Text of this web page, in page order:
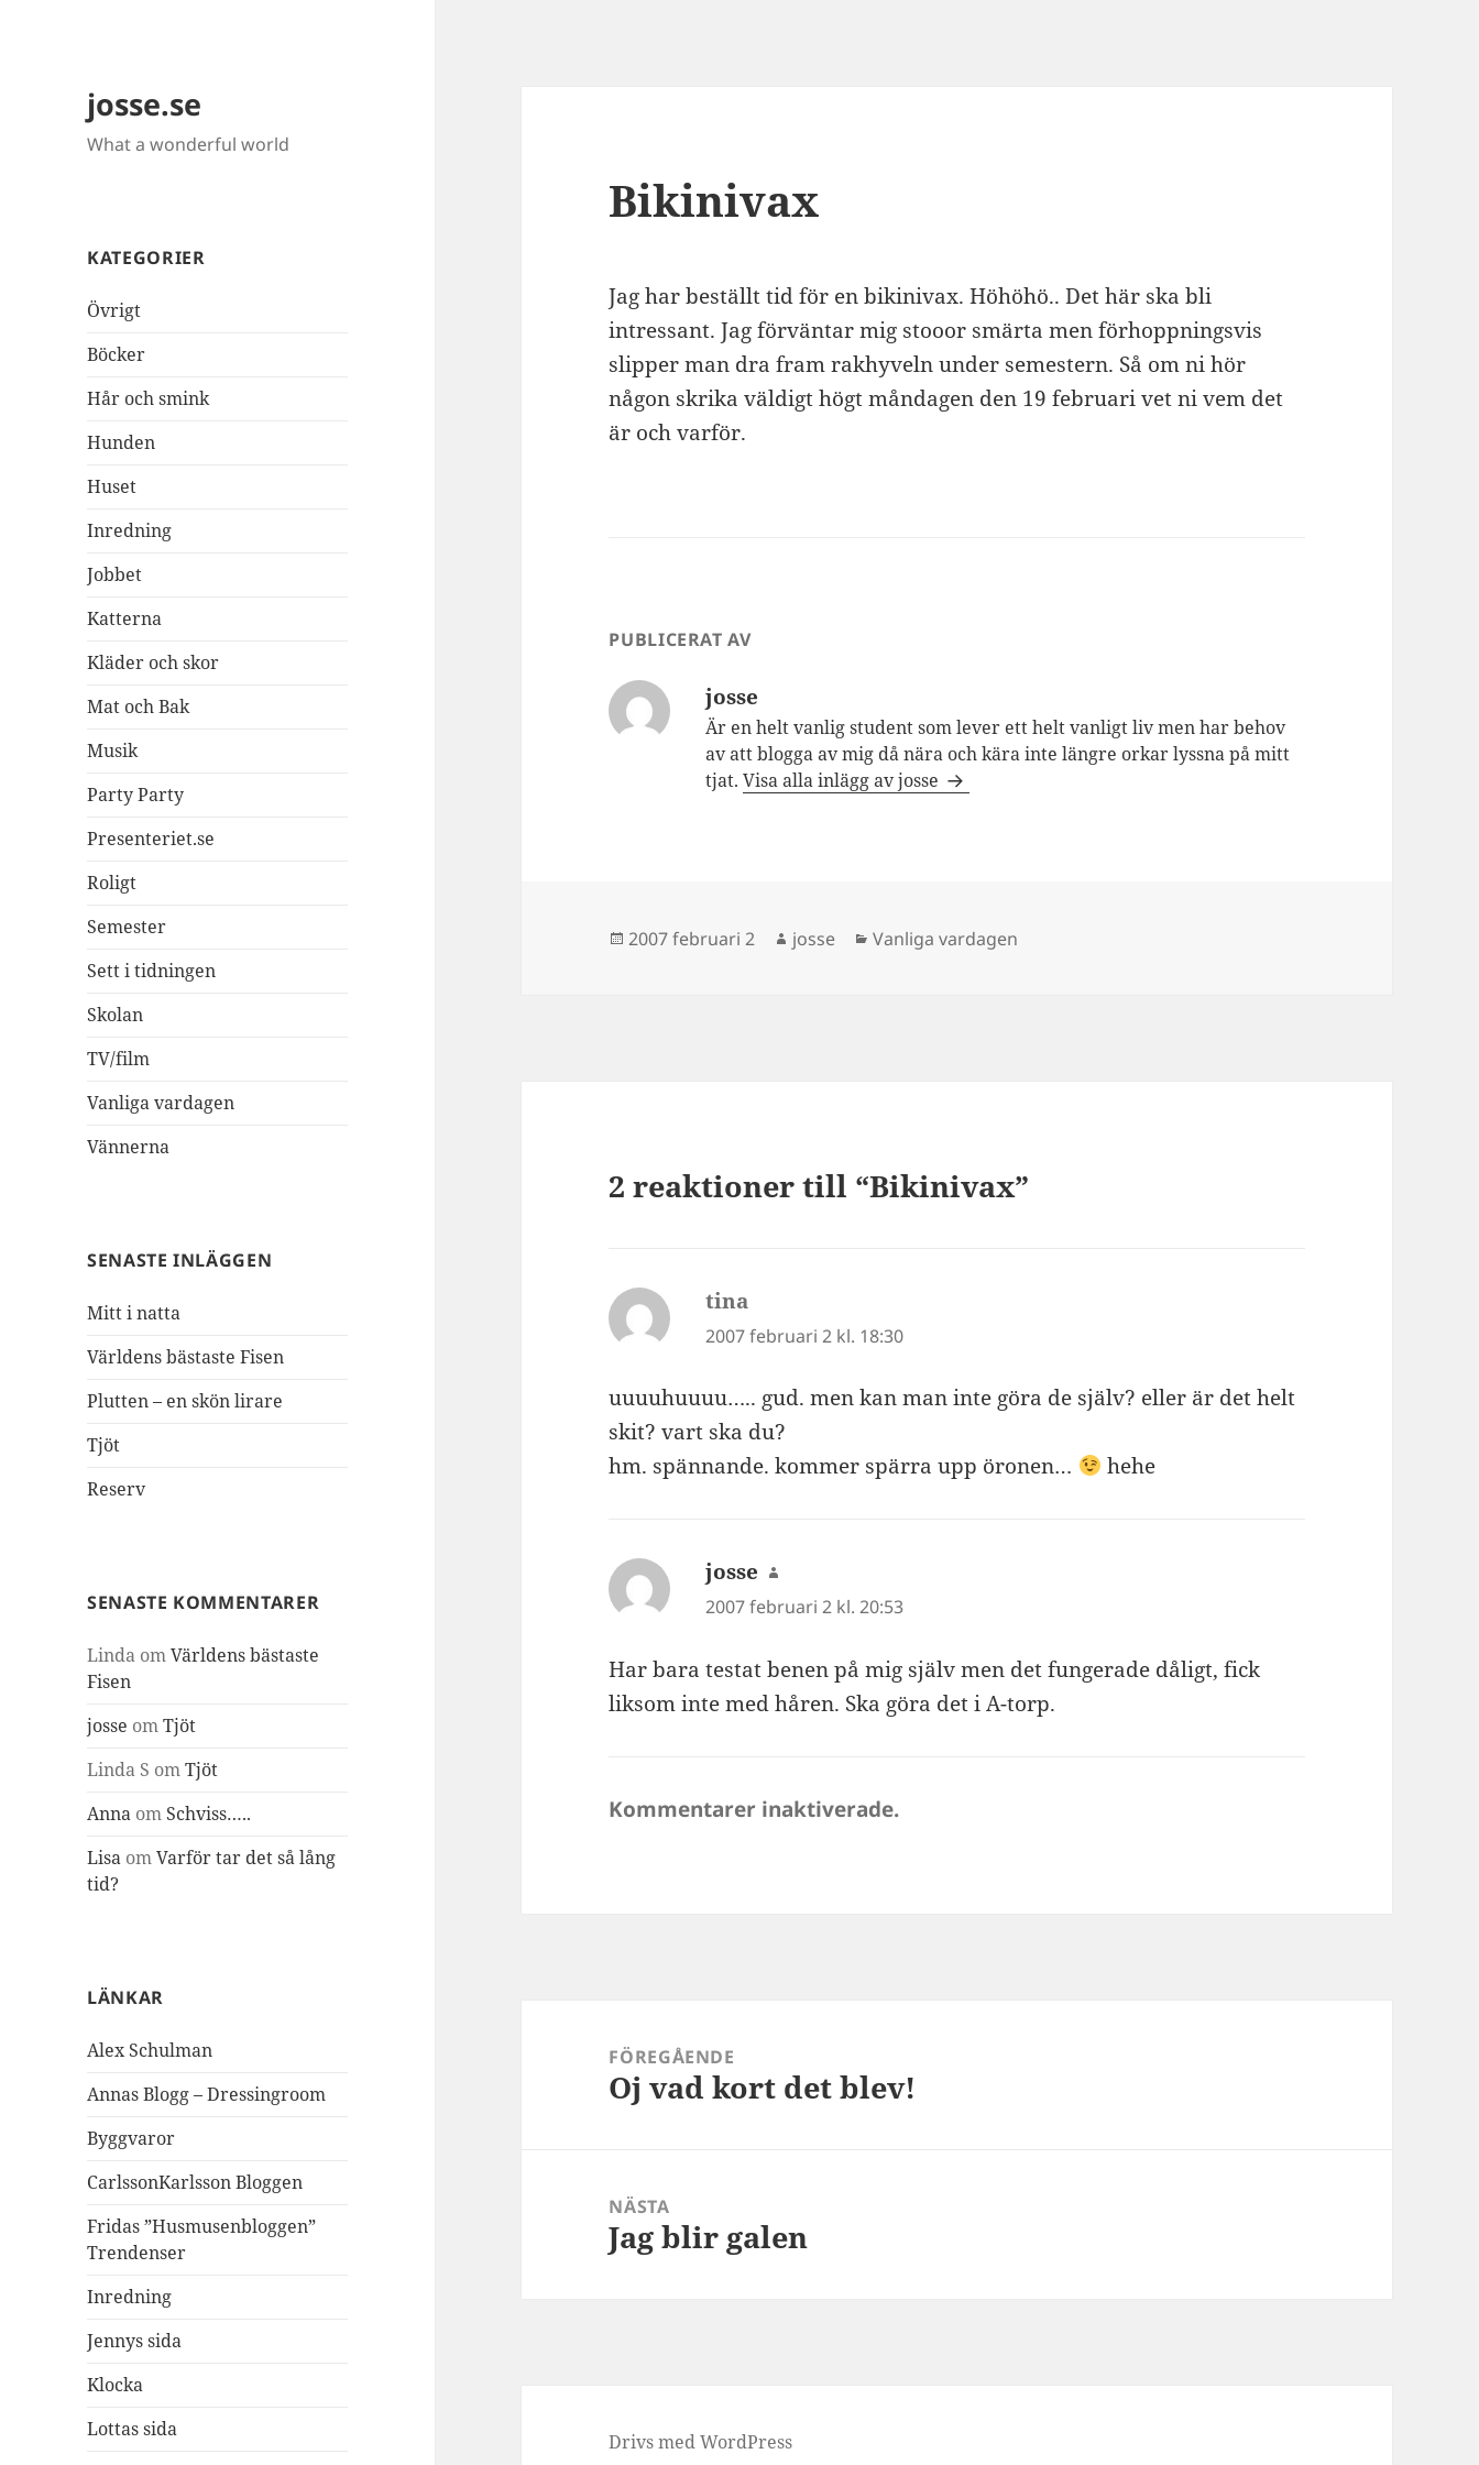
josse.se
What a wonderful world
KATEGORIER
Övrigt
Böcker
Hår och smink
Hunden
Huset
Inredning
Jobbet
Katterna
Kläder och skor
Mat och Bak
Musik
Party Party
Presenteriet.se
Roligt
Semester
Sett i tidningen
Skolan
TV/film
Vanliga vardagen
Vännerna
SENASTE INLÄGGEN
Mitt i natta
Världens bästaste Fisen
Plutten – en skön lirare
Tjöt
Reserv
SENASTE KOMMENTARER
Linda omVärldens bästaste
Fisen
josse omTjöt
Linda S omTjöt
Anna om Schviss…..
Lisa omVarför tar det så lång
tid?
LÄNKAR
Alex Schulman
Annas Blogg – Dressingroom
Byggvaror
CarlssonKarlsson Bloggen
Fridas ”Husmusenbloggen”
Trendenser
Inredning
Jennys sida
Klocka
Lottas sida
Bikinivax
Jag har beställt tid för en bikinivax. Höhöhö.. Det här ska bli
intressant. Jag förväntar mig stooor smärta men förhoppningsvis
slipper man dra fram rakhyveln under semestern. Så om ni hör
någon skrika väldigt högt måndagen den 19 februari vet ni vem det
är och varför.
PUBLICERAT AV
josse
Är en helt vanlig student som lever ett helt vanligt liv men har behov
av att blogga av mig då nära och kära inte längre orkar lyssna på mitt
tjat.Visa alla inlägg av josse
Postat
2007 februari 2 Författare
josse Kategorier
Vanliga vardagen
2 reaktioner till “Bikinivax”
tina
2007 februari 2 kl. 18:30
uuuuhuuuu….. gud. men kan man inte göra de själv? eller är det helt
skit? vart ska du?
hm. spännande. kommer spärra upp öronen…
hehe
josse skriver:
2007 februari 2 kl. 20:53
Har bara testat benen på mig själv men det fungerade dåligt, fick
liksom inte med håren. Ska göra det i A-torp.
Kommentarer inaktiverade.
FÖREGÅENDE
Föregående
Oj vad kort det blev!
NÄSTA
Nästa
Jag blir galen
Drivs med WordPress